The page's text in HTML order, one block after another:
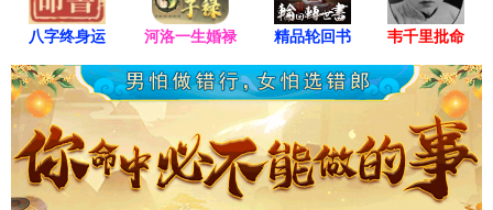
八字终身运 河洛一生婚禄 精品轮回书 韦千里批命